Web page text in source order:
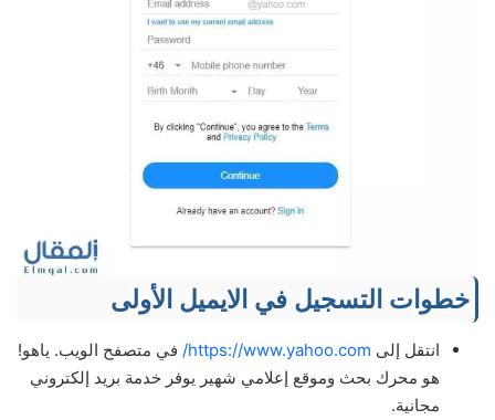
خطوات التسجيل في الايميل الأولى
انتقل إلى https://www.yahoo.com/ في متصفح الويب. ياهو!
هو محرك بحث وموقع إعلامي شهير يوفر خدمة بريد إلكتروني
مجانية.